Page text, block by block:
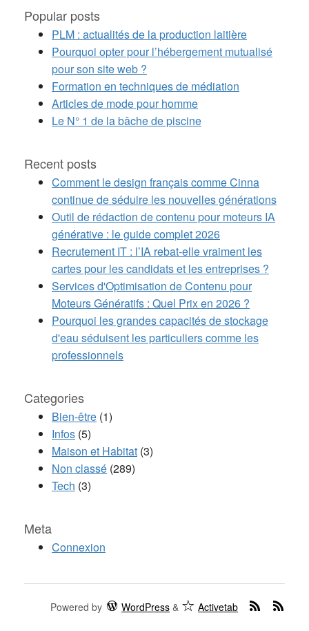
Popular posts
PLM : actualités de la production laitière
Pourquoi opter pour l’hébergement mutualisé
pour son site web ?
Formation en techniques de médiation
Articles de mode pour homme
Le N° 1 de la bâche de piscine
Recent posts
Comment le design français comme Cinna
continue de séduire les nouvelles générations
Outil de rédaction de contenu pour moteurs IA
générative : le guide complet 2026
Recrutement IT : l’IA rebat-elle vraiment les
cartes pour les candidats et les entreprises ?
Services d'Optimisation de Contenu pour
Moteurs Génératifs : Quel Prix en 2026 ?
Pourquoi les grandes capacités de stockage
d'eau séduisent les particuliers comme les
professionnels
Categories
Bien-être (1)
Infos (5)
Maison et Habitat (3)
Non classé (289)
Tech (3)
Meta
Connexion
Powered by WordPress & Activetab